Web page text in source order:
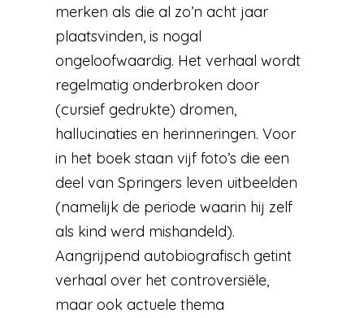
merken als die al zo’n acht jaar
plaatsvinden, is nogal
ongeloofwaardig. Het verhaal wordt
regelmatig onderbroken door
(cursief gedrukte) dromen,
hallucinaties en herinneringen. Voor
in het boek staan vijf foto’s die een
deel van Springers leven uitbeelden
(namelijk de periode waarin hij zelf
als kind werd mishandeld).
Aangrijpend autobiografisch getint
verhaal over het controversiële,
maar ook actuele thema